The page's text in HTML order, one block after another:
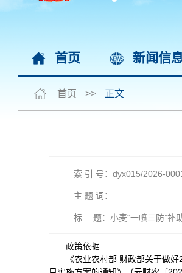
首页 新闻信
首页 >> 正文
索 引 号：dyx015/2026-
主 题 词：
标 题：小麦“一喷三防”补
政策依据
《农业农村部 财政部关于做